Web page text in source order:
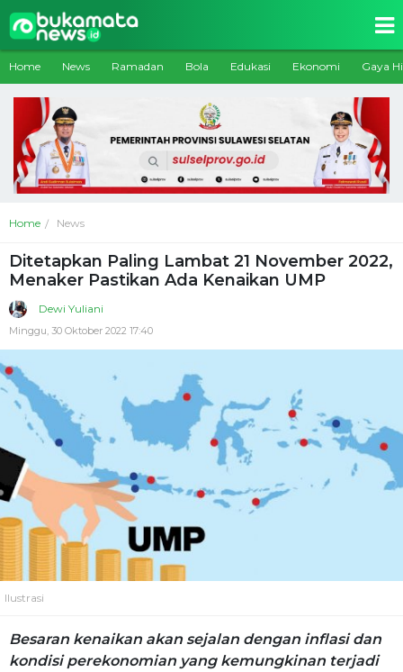
Home News Ramadan Bola Edukasi Ekonomi Gaya
Home News
Ditetapkan Paling Lambat 21 November 2022,
Menaker Pastikan Ada Kenaikan UMP
Dewi Yuliani
Minggu, 30 Oktober 2022 17:40
Ilustrasi
Besaran kenaikan akan sejalan dengan inflasi dan
kondisi perekonomian yang kemungkinan terjadi